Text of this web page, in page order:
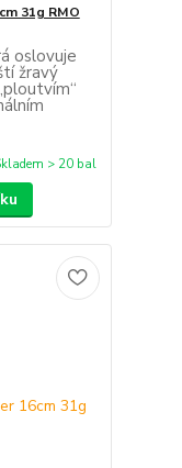
31g RMO
oslovuje
žravý
> 20 bal